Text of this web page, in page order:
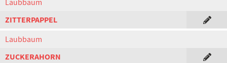
Laubbaum
ZITTERPAPPEL
Laubbaum
ZUCKERAHORN